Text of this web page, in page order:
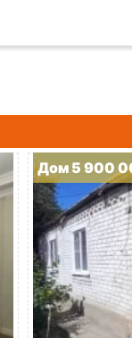
Дом 5 900